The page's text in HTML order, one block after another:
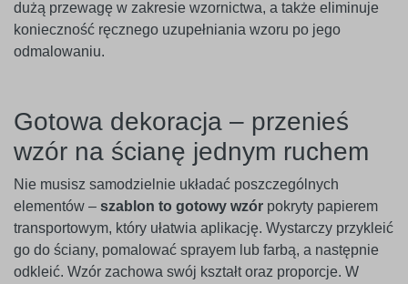
dużą przewagę w zakresie wzornictwa, a także eliminuje
konieczność ręcznego uzupełniania wzoru po jego
odmalowaniu.
Gotowa dekoracja – przenieś
wzór na ścianę jednym ruchem
Nie musisz samodzielnie układać poszczególnych
elementów – szablon to gotowy wzór pokryty papierem
transportowym, który ułatwia aplikację. Wystarczy przykleić
go do ściany, pomalować sprayem lub farbą, a następnie
odkleić. Wzór zachowa swój kształt oraz proporcje. W